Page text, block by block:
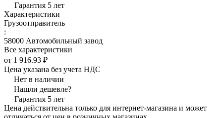
Гарантия 5 лет
Характеристики
Грузоотправитель
:
58000 Автомобильный завод
Все характеристики
от 1 916.93 ₽
Цена указана без учета НДС
Нет в наличии
Нашли дешевле?
Гарантия 5 лет
Цена действительна только для интернет-магазина и может